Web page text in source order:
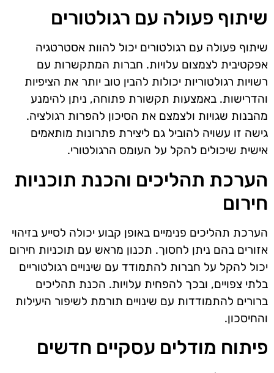
שיתוף פעולה עם רגולטורים
שיתוף פעולה עם רגולטורים יכול להוות אסטרטגיה
אפקטיבית לצמצום עלויות. חברות המתקשרות עם
רשויות רגולטוריות יכולות להבין טוב יותר את הציפיות
והדרישות. באמצעות תקשורת פתוחה, ניתן להימנע
מהבנות שגויות ולצמצם את הסיכון להפרות רגולציה.
גישה זו עשויה להוביל גם ליצירת פתרונות מותאמים
אישית שיכולים להקל על העומס הרגולטורי.
הערכת תהליכים והכנת תוכניות
חירום
הערכת תהליכים פנימיים באופן קבוע יכולה לסייע בזיהוי
אזורים בהם ניתן לחסוך. תכנון מראש עם תוכניות חירום
יכול להקל על חברות להתמודד עם שינויים רגולטוריים
בלתי צפויים, ובכך להפחית עלויות. הכנת תהליכים
ברורים להתמודדות עם שינויים תורמת לשיפור היעילות
והחיסכון.
פיתוח מודלים עסקיים חדשים